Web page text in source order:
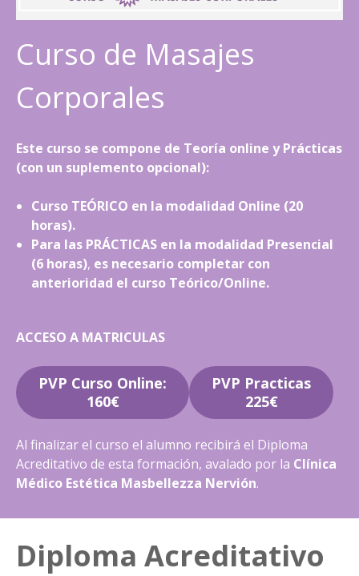
Curso de Masajes
Corporales
Este curso se compone de Teoría online y Prácticas
(con un suplemento opcional):
Curso TEÓRICO en la modalidad Online (20
horas).
Para las PRÁCTICAS en la modalidad Presencial
(6 horas), es necesario completar con
anterioridad el curso Teórico/Online.
ACCESO A MATRICULAS
PVP Curso Online:
160€
PVP Practicas
225€
Al finalizar el curso el alumno recibirá el Diploma
Acreditativo de esta formación, avalado por la Clínica
Médico Estética Masbellezza Nervión.
Diploma Acreditativo